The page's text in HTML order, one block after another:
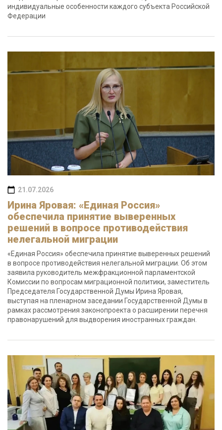
индивидуальные особенности каждого субъекта Российской
Федерации
21.07.2026
Ирина Яровая: «Единая Россия»
обеспечила принятие выверенных
решений в вопросе противодействия
нелегальной миграции
«Единая Россия» обеспечила принятие выверенных решений
в вопросе противодействия нелегальной миграции. Об этом
заявила руководитель межфракционной парламентской
Комиссии по вопросам миграционной политики, заместитель
Председателя Государственной Думы Ирина Яровая,
выступая на пленарном заседании Государственной Думы в
рамках рассмотрения законопроекта о расширении перечня
правонарушений для выдворения иностранных граждан.